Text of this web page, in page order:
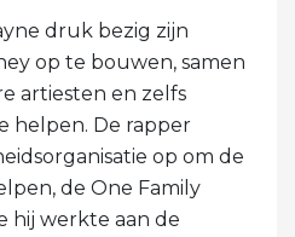
druk bezig zijn
op te bouwen, samen
artiesten en zelfs
helpen. De rapper
op om de
de One Family
hij werkte aan de